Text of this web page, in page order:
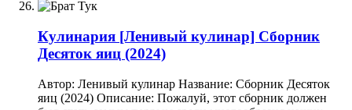
Кулинария [Ленивый кулинар] Сборник
Десяток яиц (2024)
Автор: Ленивый кулинар Название: Сборник Десяток
яиц (2024) Описание: Пожалуй, этот сборник должен